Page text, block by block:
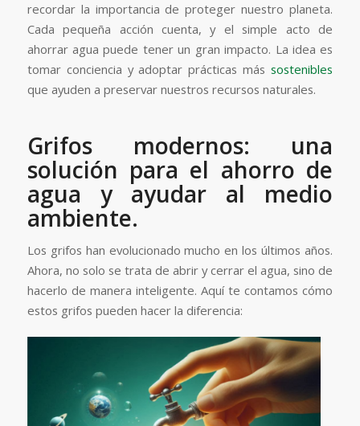
recordar la importancia de proteger nuestro planeta.
Cada pequeña acción cuenta, y el simple acto de
ahorrar agua puede tener un gran impacto. La idea es
tomar conciencia y adoptar prácticas mássostenibles
que ayuden a preservar nuestros recursos naturales.
Grifos modernos: una
solución para el ahorro de
agua y ayudar al medio
ambiente.
Los grifos han evolucionado mucho en los últimos años.
Ahora, no solo se trata de abrir y cerrar el agua, sino de
hacerlo de manera inteligente. Aquí te contamos cómo
estos grifos pueden hacer la diferencia: